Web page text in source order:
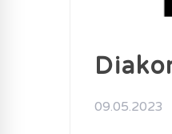
09.05.2023